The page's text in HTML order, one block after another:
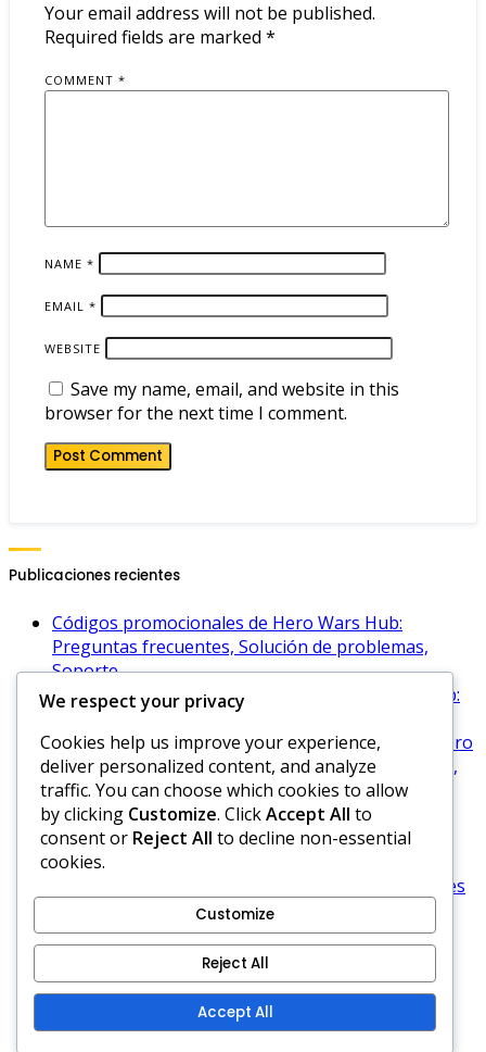
Your email address will not be published.
Required fields are marked *
COMMENT *
NAME *
EMAIL *
WEBSITE
Save my name, email, and website in this
browser for the next time I comment.
Publicaciones recientes
Códigos promocionales de Hero Wars Hub:
Preguntas frecuentes, Solución de problemas,
Soporte
Códigos promocionales de oro de Hero Wars Hub:
Códigos exclusivos, Cómo activar, Recompensas
Estrategias de código de la Era del Dominio en Hero
Wars: Maximizar recompensas, Mejores prácticas,
Consejos
Códigos promocionales de temporada de Hero
Wars Hub: ofertas navideñas, recompensas
temáticas, límites de tiempo
Tipos de Regalos Diarios de Hero Wars: Diferentes
recompensas, Categorías, Beneficios
Acerca de
Cookies y seguimiento
Política de protección de datos
Ponte en contacto
We respect your privacy
Cookies help us improve your experience,
deliver personalized content, and analyze
traffic. You can choose which cookies to allow
by clicking Customize. ClickAccept All to
consent or Reject All to decline non-essential
cookies.
Customize
Reject All
Accept All